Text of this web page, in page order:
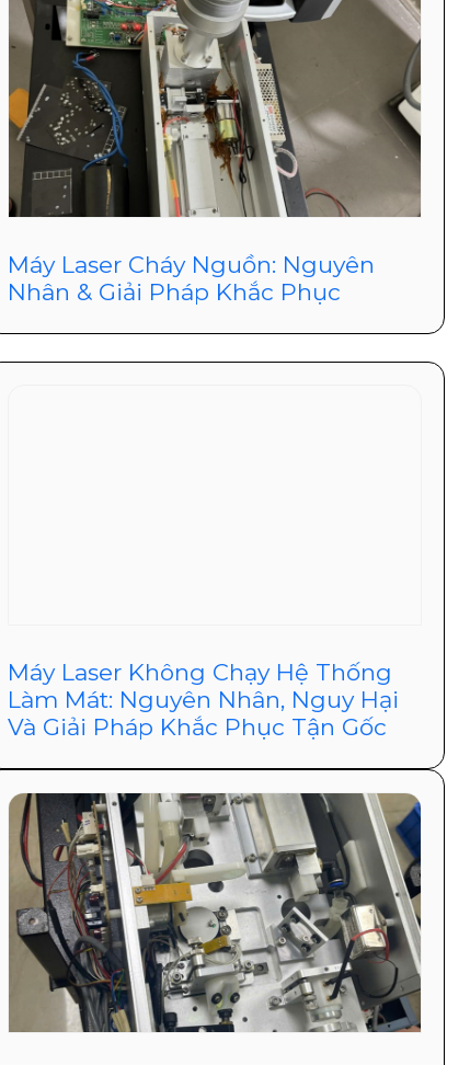
Máy Laser Cháy Nguồn: Nguyên
Nhân & Giải Pháp Khắc Phục
Máy Laser Không Chạy Hệ Thống
Làm Mát: Nguyên Nhân, Nguy Hại
Và Giải Pháp Khắc Phục Tận Gốc